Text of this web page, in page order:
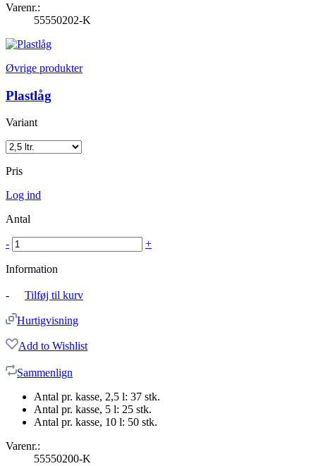
Varenr.:
55550202-K
Øvrige produkter
Plastlåg
Variant
Pris
Log ind
Antal
- +
Information
- Tilføj til kurv
Hurtigvisning
Add to Wishlist
Sammenlign
Antal pr. kasse, 2,5 l: 37 stk.
Antal pr. kasse, 5 l: 25 stk.
Antal pr. kasse, 10 l: 50 stk.
Varenr.:
55550200-K